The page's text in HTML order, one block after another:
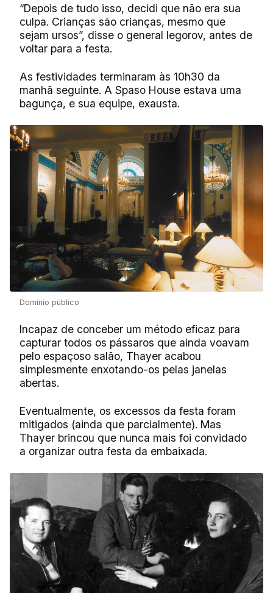
“Depois de tudo isso, decidi que não era sua
culpa. Crianças são crianças, mesmo que
sejam ursos”, disse o general Iegorov, antes de
voltar para a festa.
As festividades terminaram às 10h30 da
manhã seguinte. A Spaso House estava uma
bagunça, e sua equipe, exausta.
Domínio público
Incapaz de conceber um método eficaz para
capturar todos os pássaros que ainda voavam
pelo espaçoso salão, Thayer acabou
simplesmente enxotando-os pelas janelas
abertas.
Eventualmente, os excessos da festa foram
mitigados (ainda que parcialmente). Mas
Thayer brincou que nunca mais foi convidado
a organizar outra festa da embaixada.